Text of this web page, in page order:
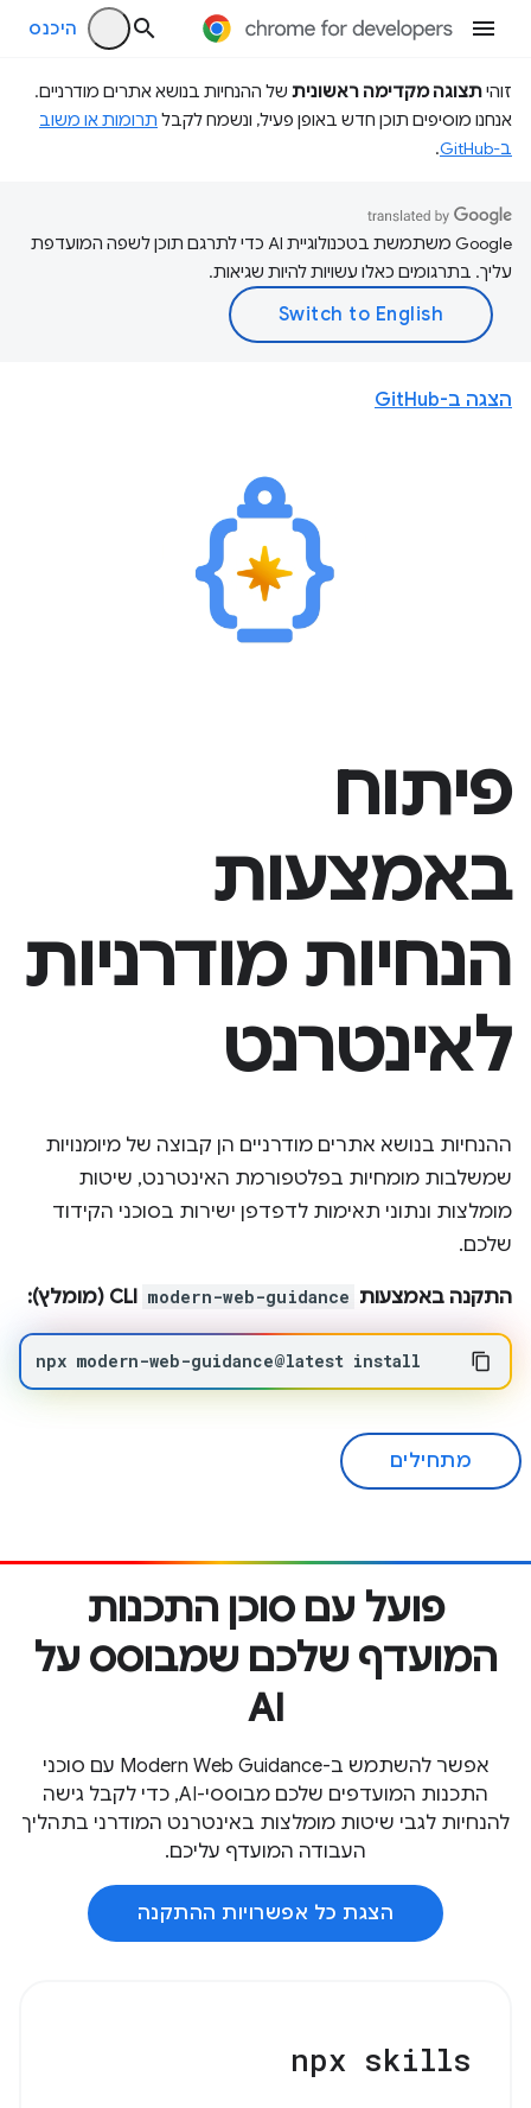
היכנס
זוהיתצוגה מקדימה ראשונית של ההנחיות בנושא אתרים מודרניים.
אנחנו מוסיפים תוכן חדש באופן פעיל, ונשמח לקבל תרומות או משוב
ב-GitHub
.
‫Google משתמשת בטכנולוגיית AI כדי לתרגם תוכן לשפה המועדפת
עליך. בתרגומים כאלו עשויות להיות שגיאות.
פיתוח
באמצעות
הנחיות מודרניות
לאינטרנט
ההנחיות בנושא אתרים מודרניים הן קבוצה של מיומנויות
שמשלבות מומחיות בפלטפורמת האינטרנט, שיטות
מומלצות ונתוני תאימות לדפדפן ישירות בסוכני הקידוד
שלכם.
התקנה באמצעות modern-web-guidance
npx modern-web-guidance@latest install
מתחילים
הצגה ב-GitHub
פועל עם סוכן התכנות
המועדף שלכם שמבוסס על
AI
אפשר להשתמש ב-Modern Web Guidance עם סוכני
התכנות המועדפים שלכם מבוססי-AI, כדי לקבל גישה
להנחיות לגבי שיטות מומלצות באינטרנט המודרני בתהליך
העבודה המועדף עליכם.
הצגת כל אפשרויות ההתקנה
npx skills